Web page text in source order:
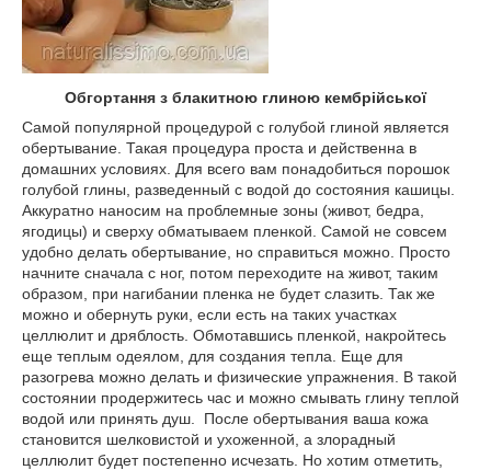
Обгортання з блакитною глиною кембрійської
Самой популярной процедурой с голубой глиной является
обертывание. Такая процедура проста и действенна в
домашних условиях. Для всего вам понадобиться порошок
голубой глины, разведенный с водой до состояния кашицы.
Аккуратно наносим на проблемные зоны (живот, бедра,
ягодицы) и сверху обматываем пленкой. Самой не совсем
удобно делать обертывание, но справиться можно. Просто
начните сначала с ног, потом переходите на живот, таким
образом, при нагибании пленка не будет слазить. Так же
можно и обернуть руки, если есть на таких участках
целлюлит и дряблость. Обмотавшись пленкой, накройтесь
еще теплым одеялом, для создания тепла. Еще для
разогрева можно делать и физические упражнения. В такой
состоянии продержитесь час и можно смывать глину теплой
водой или принять душ. После обертывания ваша кожа
становится шелковистой и ухоженной, а злорадный
целлюлит будет постепенно исчезать. Но хотим отметить,